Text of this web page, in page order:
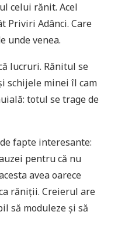
celui rănit. Acel
Priviri Adânci. Care
unde venea.
lucruri. Rănitul se
schijele minei îl cam
totul se trage de
fapte interesante:
pentru că nu
avea oarece
răniții. Creierul are
să moduleze și să